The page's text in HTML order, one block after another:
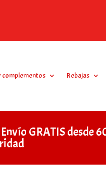
complementos Rebajas
GRATIS desde